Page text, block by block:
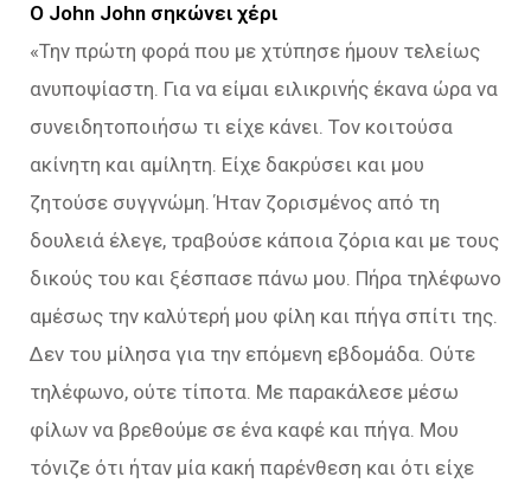
Ο John John σηκώνει χέρι
«Την πρώτη φορά που με χτύπησε ήμουν τελείως
ανυποψίαστη. Για να είμαι ειλικρινής έκανα ώρα να
συνειδητοποιήσω τι είχε κάνει. Τον κοιτούσα
ακίνητη και αμίλητη. Είχε δακρύσει και μου
ζητούσε συγγνώμη. Ήταν ζορισμένος από τη
δουλειά έλεγε, τραβούσε κάποια ζόρια και με τους
δικούς του και ξέσπασε πάνω μου. Πήρα τηλέφωνο
αμέσως την καλύτερή μου φίλη και πήγα σπίτι της.
Δεν του μίλησα για την επόμενη εβδομάδα. Ούτε
τηλέφωνο, ούτε τίποτα. Με παρακάλεσε μέσω
φίλων να βρεθούμε σε ένα καφέ και πήγα. Μου
τόνιζε ότι ήταν μία κακή παρένθεση και ότι είχε